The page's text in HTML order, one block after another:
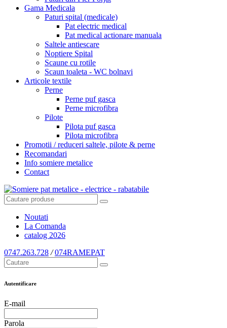
Gama Medicala
Paturi spital (medicale)
Pat electric medical
Pat medical actionare manuala
Saltele antiescare
Noptiere Spital
Scaune cu rotile
Scaun toaleta - WC bolnavi
Articole textile
Perne
Perne puf gasca
Perne microfibra
Pilote
Pilota puf gasca
Pilota microfibra
Promotii / reduceri saltele, pilote & perne
Recomandari
Info somiere metalice
Contact
Noutati
La Comanda
catalog 2026
0747.263.728 / 074RAMEPAT
Autentificare
E-mail
Parola